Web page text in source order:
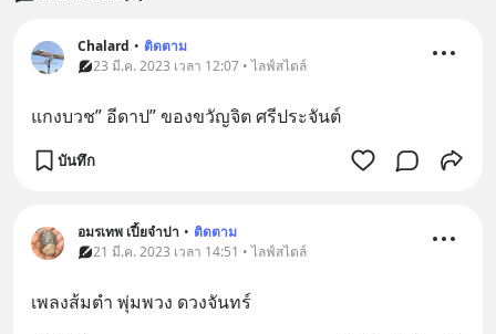
Chalard • ติดตาม
23 มี.ค. 2023 เวลา 12:07 • ไลฟ์สไตล์
แกงบวช” อีดาป” ของขวัญจิต ศรีประจันต์
บันทึก
อมรเทพ เปี้ยจำปา • ติดตาม
21 มี.ค. 2023 เวลา 14:51 • ไลฟ์สไตล์
เพลงส้มตำ พุ่มพวง ดวงจันทร์